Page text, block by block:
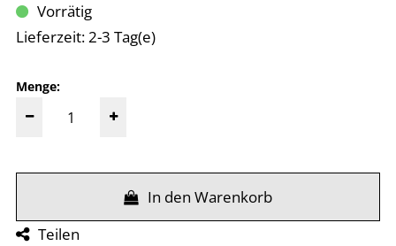
Vorrätig
Lieferzeit: 2-3 Tag(e)
Menge:
In den Warenkorb
Teilen